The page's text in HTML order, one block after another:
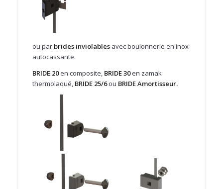
ou parbrides inviolables avec boulonnerie en inox
autocassante.
BRIDE 20en composite, BRIDE 30en zamak
thermolaqué, BRIDE 25/6ou BRIDE Amortisseur.